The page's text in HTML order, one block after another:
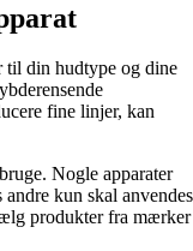
til din hudtype og dine
fine linjer, kan
Nogle apparater
kun skal anvendes
produkter fra mærker